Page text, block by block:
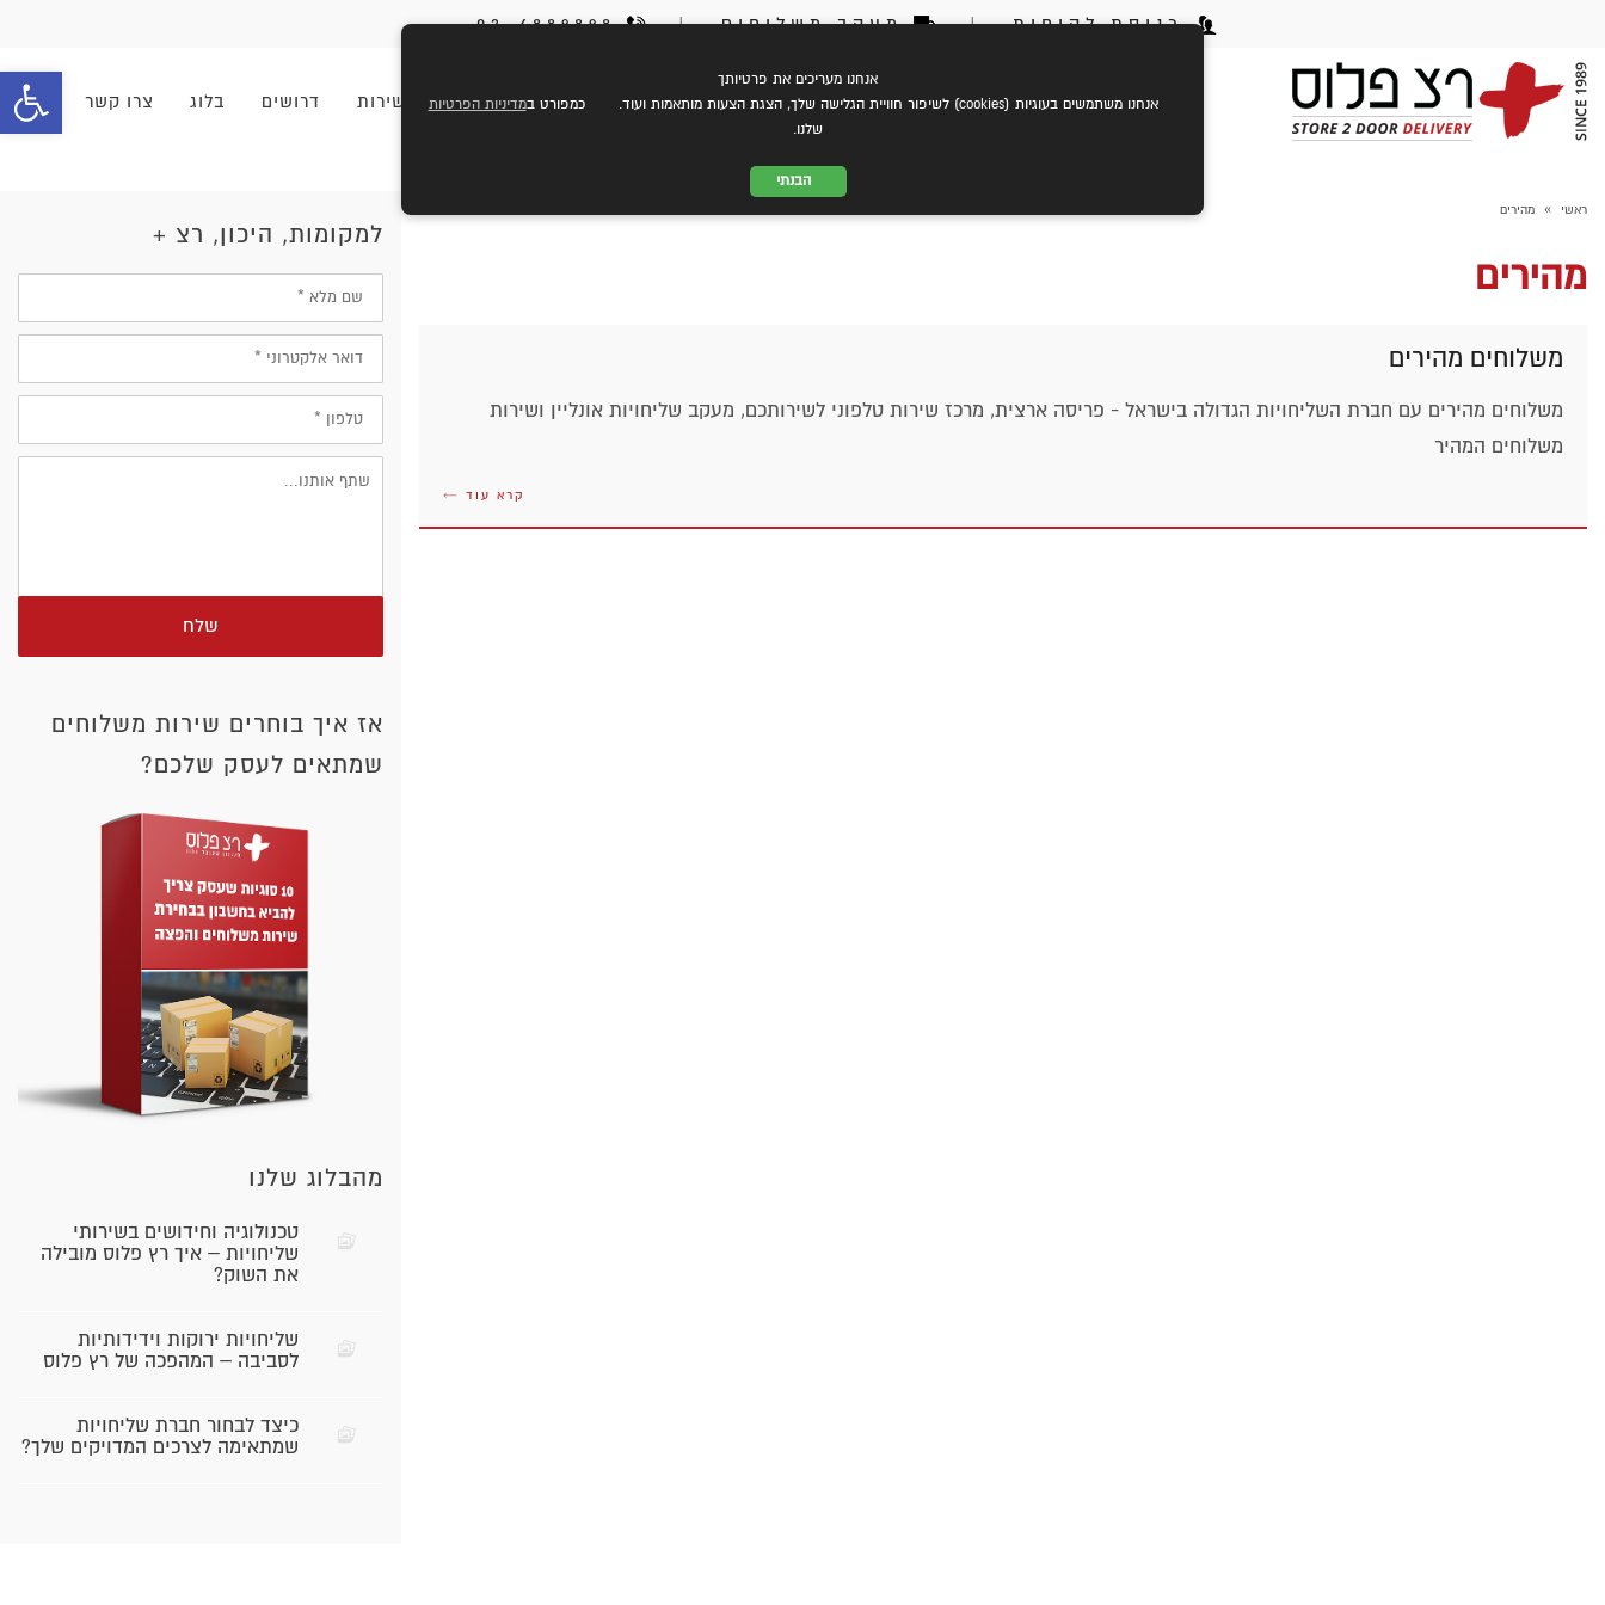
פתח
כניסת לקוחות| מעקב משלוחים|
03-6889898
ראשי קצת עלינו eCommerce שירותי משלוחים התמחות במשלוחים מוקד שירות דרושים בלוג צרו קשר
ראשי » מהירים
מהירים
משלוחים מהירים
משלוחים מהירים עם חברת השליחויות הגדולה בישראל - פריסה ארצית, מרכז שירות טלפוני לשירותכם, מעקב שליחויות אונליין ושירות
משלוחים המהיר
קרא עוד ←
למקומות, היכון, רצ +
מלא
שלח
אז איך בוחרים שירות משלוחים
שמתאים לעסק שלכם?
מהבלוג שלנו
טכנולוגיה וחידושים בשירותי
שליחויות – איך רץ פלוס מובילה
את השוק?
שליחויות ירוקות וידידותיות
לסביבה – המהפכה של רץ פלוס
כיצד לבחור חברת שליחויות
שמתאימה לצרכים המדויקים שלך?
אנחנו מעריכים את פרטיותך
אנחנו משתמשים בעוגיות (cookies) לשיפור חוויית הגלישה שלך, הצגת הצעות מותאמות ועוד. כמפורט ב
מדיניות הפרטיות
שלנו.
הבנתי